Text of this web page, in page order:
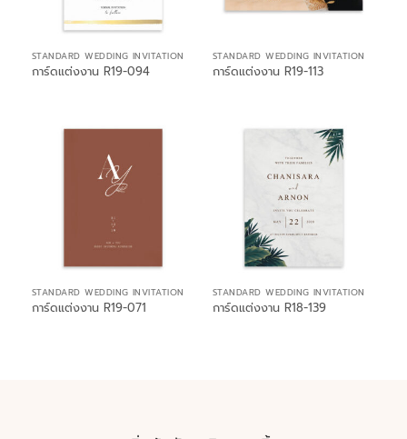
STANDARD WEDDING INVITATION
การ์ดแต่งงาน R19-094
STANDARD WEDDING INVITATION
การ์ดแต่งงาน R19-113
STANDARD WEDDING INVITATION
การ์ดแต่งงาน R19-071
STANDARD WEDDING INVITATION
การ์ดแต่งงาน R18-139